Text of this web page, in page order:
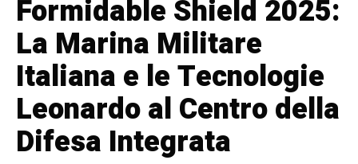
Formidable Shield 2025:
La Marina Militare
Italiana e le Tecnologie
Leonardo al Centro della
Difesa Integrata